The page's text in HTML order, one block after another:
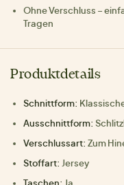
Ohne Verschluss –
Tragen
Produktdetails
Schnittform:
Ausschnittform:
Verschlussart: Zum
Stoffart: Jersey
Taschen: Ja